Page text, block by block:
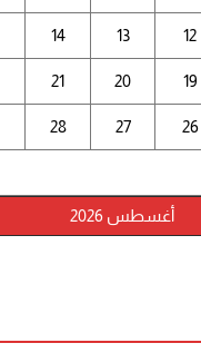
أغسطس 2026
12
13
14
19
20
21
26
27
28